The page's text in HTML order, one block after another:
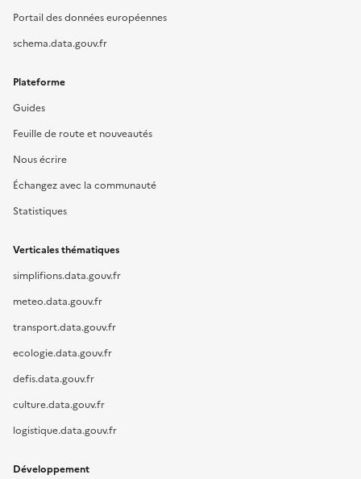
Portail des données européennes
schema.data.gouv.fr
Plateforme
Guides
Feuille de route et nouveautés
Nous écrire
Échangez avec la communauté
Statistiques
Verticales thématiques
simplifions.data.gouv.fr
meteo.data.gouv.fr
transport.data.gouv.fr
ecologie.data.gouv.fr
defis.data.gouv.fr
culture.data.gouv.fr
logistique.data.gouv.fr
Développement